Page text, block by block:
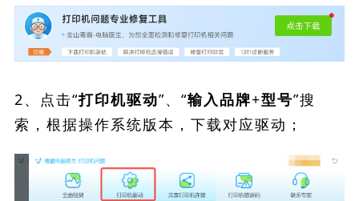
2、点击“打印机驱动”、“输入品牌+型号”搜
索，根据操作系统版本，下载对应驱动；